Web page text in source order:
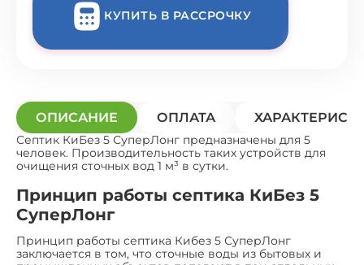
КУПИТЬ В РАССРОЧКУ
ОПИСАНИЕ ОПЛАТА
Септик КиБез 5 СуперЛонг предназначены для 5
человек. Производительность таких устройств для
очищения сточных вод 1 м³ в сутки.
Принцип работы септика КиБез 5
СуперЛонг
Принцип работы септика Кибез 5 СуперЛонг
заключается в том, что сточные воды из бытовых и